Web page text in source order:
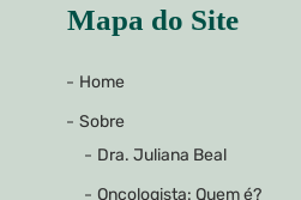
Mapa do Site
Home
Sobre
Dra. Juliana Beal
Oncologista: Quem é?